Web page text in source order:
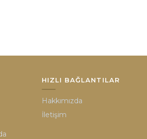
HIZLI BAĞLANTILAR
Hakkımızda
İletişim